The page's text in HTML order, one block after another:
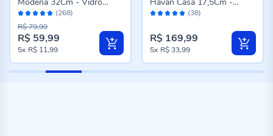
Avaliação:
98%
(268)
Transparente
Preço
especial
R$ 59,99
R$ 79,99
5x R$ 11,99
Avaliação: (38)
Bambu
R$ 169,99
5x R$ 33,99